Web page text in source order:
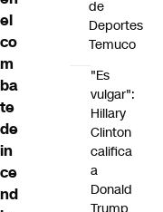
el
co
m
ba
te
de
in
ce
nd
de
Deportes
Temuco
"Es
vulgar":
Hillary
Clinton
califica
a
Donald
Trump